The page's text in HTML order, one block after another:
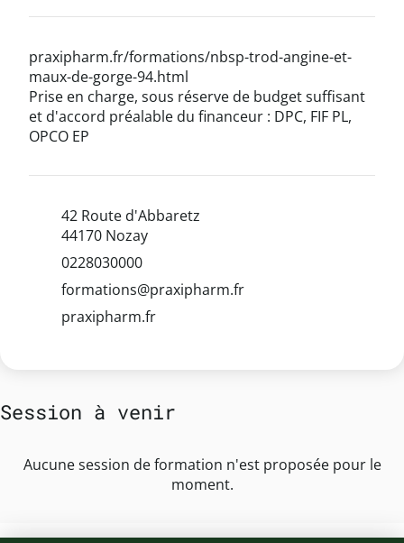
praxipharm.fr/formations/nbsp-trod-angine-et-
maux-de-gorge-94.html
Prise en charge, sous réserve de budget suffisant
et d'accord préalable du financeur : DPC, FIF PL,
OPCO EP
42 Route d'Abbaretz
44170 Nozay
0228030000
formations@praxipharm.fr
praxipharm.fr
Session à venir
Aucune session de formation n'est proposée pour le
moment.